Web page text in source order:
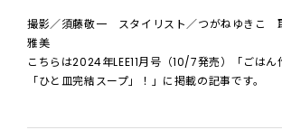
撮影／須藤敬一 スタイリスト／つがねゆきこ
雅美
こちらは2024年LEE11月号（10/7発売）「ごはん
「ひと皿完結スープ」！」に掲載の記事です。